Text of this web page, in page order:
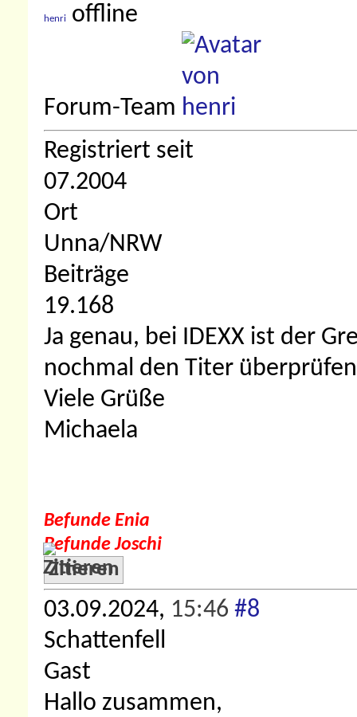
henri
Forum-Team
Registriert seit
07.2004
Ort
Unna/NRW
Beiträge
19.168
Ja genau, bei IDEXX ist der
nochmal den Titer
Viele Grüße
Michaela
Befunde Enia
Befunde Joschi
Zitieren
03.09.2024, 15:46 #8
Schattenfell
Gast
Hallo zusammen,